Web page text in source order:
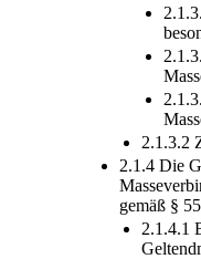
2.1.3.2
2.1.4 Die
gemäß §
2.1.4.1